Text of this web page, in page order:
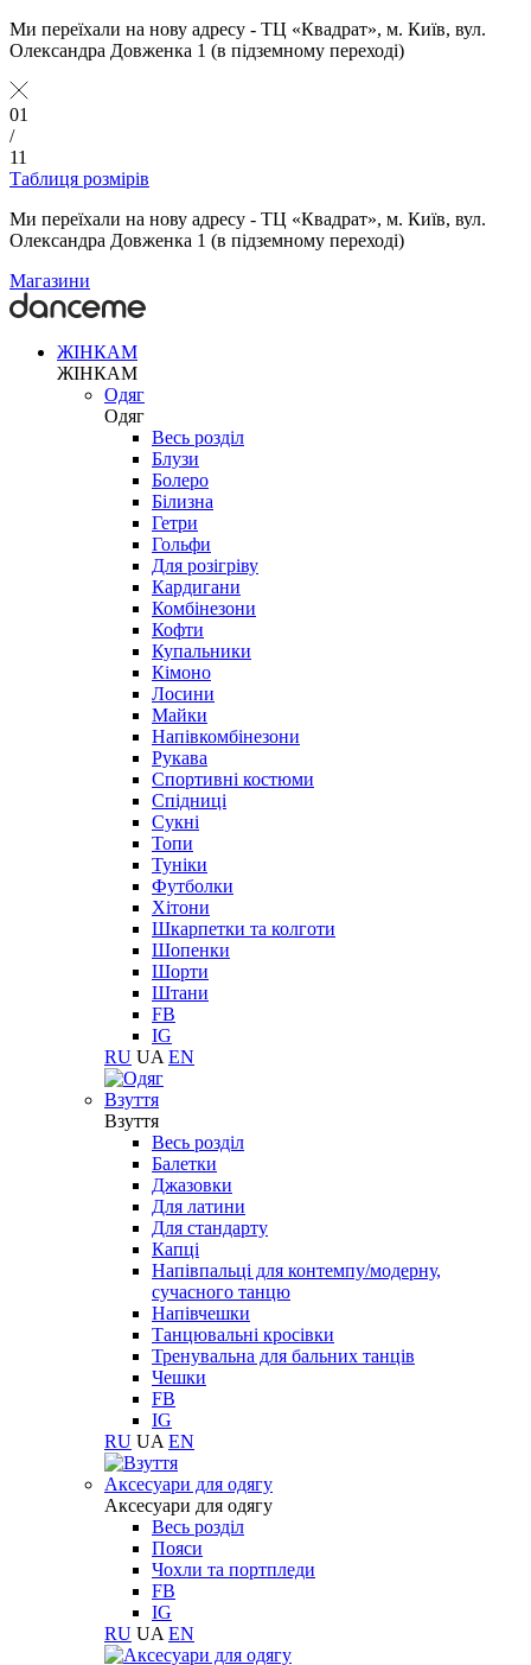
Ми переїхали на нову адресу - ТЦ «Квадрат», м. Київ, вул.
Олександра Довженка 1 (в підземному переході)
01
/
11
Таблиця розмірів
Ми переїхали на нову адресу - ТЦ «Квадрат», м. Київ, вул.
Олександра Довженка 1 (в підземному переході)
Магазини
ЖІНКАМ
ЖІНКАМ
Одяг
Одяг
Весь розділ
Блузи
Болеро
Білизна
Гетри
Гольфи
Для розігріву
Кардигани
Комбінезони
Кофти
Купальники
Кімоно
Лосини
Майки
Напівкомбінезони
Рукава
Спортивні костюми
Спідниці
Сукні
Топи
Туніки
Футболки
Хітони
Шкарпетки та колготи
Шопенки
Шорти
Штани
FB
IG
RU UA EN
Взуття
Взуття
Весь розділ
Балетки
Джазовки
Для латини
Для стандарту
Капці
Напівпальці для контемпу/модерну,
сучасного танцю
Напівчешки
Танцювальні кросівки
Тренувальна для бальних танців
Чешки
FB
IG
RU UA EN
Aксесуари для одягу
Aксесуари для одягу
Весь розділ
Пояси
Чохли та портпледи
FB
IG
RU UA EN